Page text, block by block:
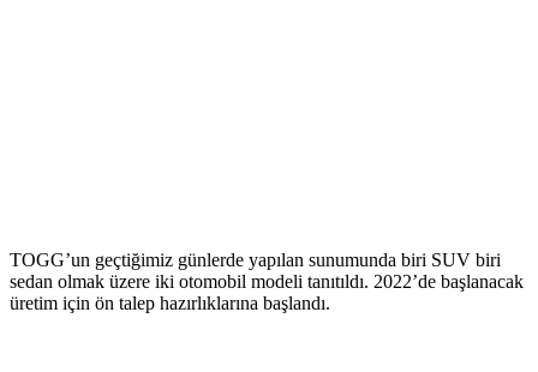
TOGG’un geçtiğimiz günlerde yapılan sunumunda biri SUV biri
sedan olmak üzere iki otomobil modeli tanıtıldı. 2022’de başlanacak
üretim için ön talep hazırlıklarına başlandı.